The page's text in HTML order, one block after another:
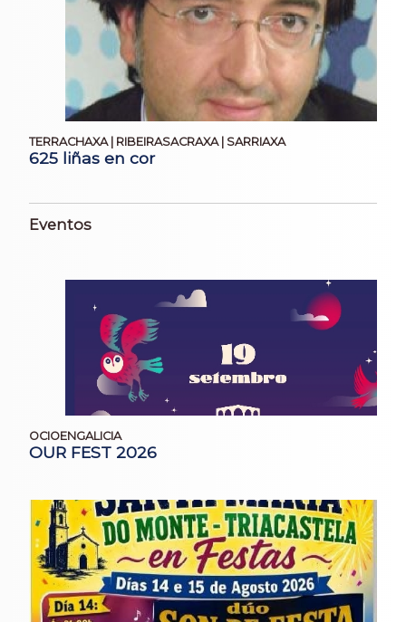
TERRACHAXA | RIBEIRASACRAXA | SARRIAXA
625 liñas en cor
Eventos
OCIOENGALICIA
OUR FEST 2026